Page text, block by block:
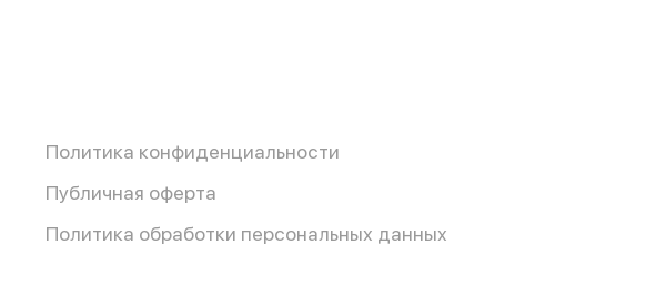
Политика конфиденциальности
Публичная оферта
Политика обработки персональных данных